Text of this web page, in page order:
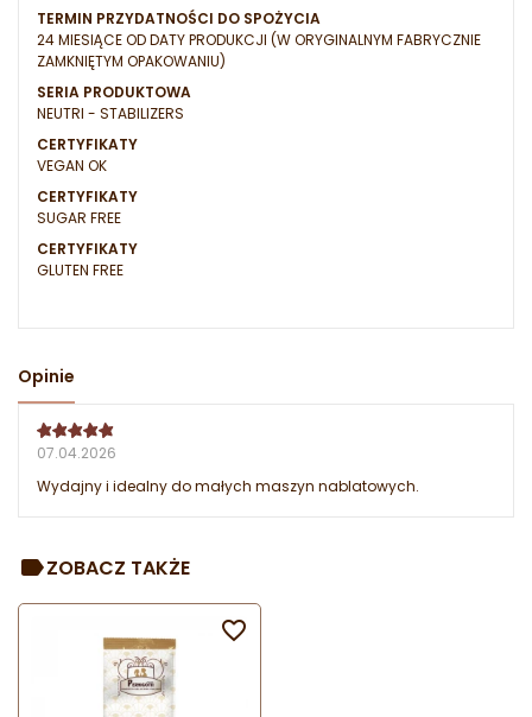
TERMIN PRZYDATNOŚCI DO SPOŻYCIA
24 MIESIĄCE OD DATY PRODUKCJI (W ORYGINALNYM FABRYCZNIE
ZAMKNIĘTYM OPAKOWANIU)
SERIA PRODUKTOWA
NEUTRI - STABILIZERS
CERTYFIKATY
VEGAN OK
CERTYFIKATY
SUGAR FREE
CERTYFIKATY
GLUTEN FREE
Opinie
07.04.2026
Wydajny i idealny do małych maszyn nablatowych.
ZOBACZ TAKŻE
